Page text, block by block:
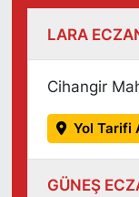
LARA
Cihangir
Yol Tarifi
GÜNEŞ